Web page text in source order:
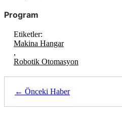
Program
Etiketler:
Makina Hangar
,
Robotik Otomasyon
← Önceki Haber